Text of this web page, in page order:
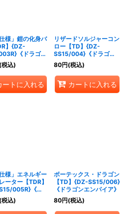
仕様」鎧の化身バ
】{DZ-
《ドラゴン
ア》
(税込)
ートに入れる
リザードソルジャーコン
ロー【TD】{DZ-
SS15/004}《ドラゴン
エンパイア》
80円(税込)
カートに入れる
仕様」エネルギー
ーター【TDR】
005R}《そ
(税込)
ボーテックス・ドラゴン
【TD】{DZ-SS15/006}
《ドラゴンエンパイア》
80円(税込)